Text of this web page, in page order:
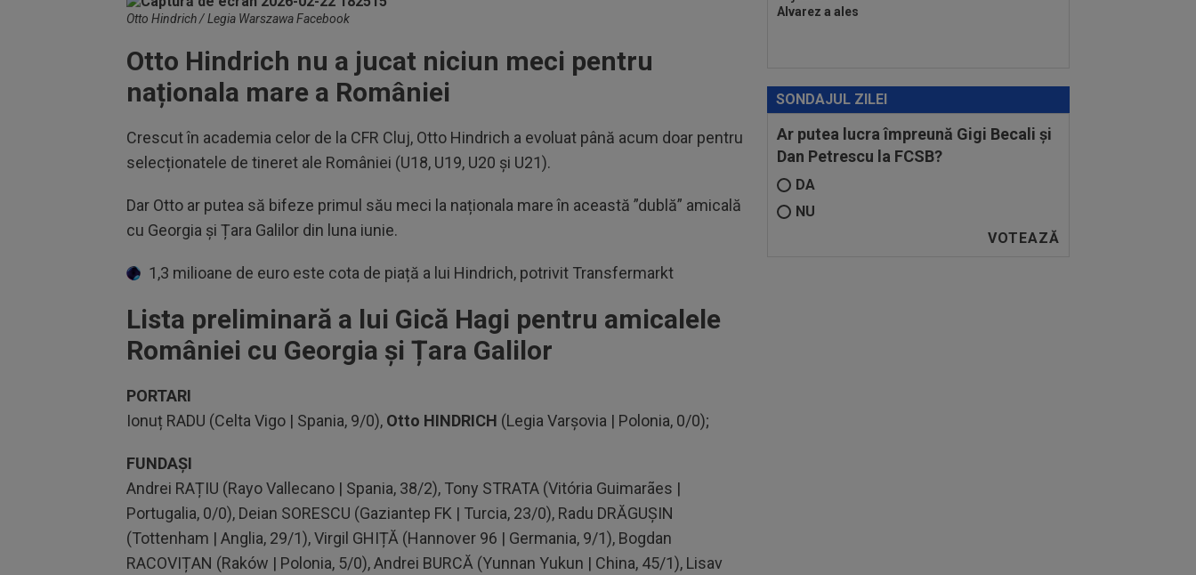
Otto Hindrich / Legia Warszawa Facebook
Otto Hindrich nu a jucat niciun meci pentru
naționala mare a României
Crescut în academia celor de la CFR Cluj, Otto Hindrich a evoluat până acum doar pentru
selecționatele de tineret ale României (U18, U19, U20 și U21).
Dar Otto ar putea să bifeze primul său meci la naționala mare în această ”dublă” amicală
cu Georgia și Țara Galilor din luna iunie.
1,3 milioane de euro este cota de piață a lui Hindrich, potrivit Transfermarkt
Lista preliminară a lui Gică Hagi pentru amicalele
României cu Georgia și Țara Galilor
PORTARI
Ionuț RADU (Celta Vigo | Spania, 9/0), Otto HINDRICH (Legia Varșovia | Polonia, 0/0);
FUNDAȘI
Andrei RAȚIU (Rayo Vallecano | Spania, 38/2), Tony STRATA (Vitória Guimarães |
Portugalia, 0/0), Deian SORESCU (Gaziantep FK | Turcia, 23/0), Radu DRĂGUȘIN
(Tottenham | Anglia, 29/1), Virgil GHIȚĂ (Hannover 96 | Germania, 9/1), Bogdan
RACOVIȚAN (Raków | Polonia, 5/0), Andrei BURCĂ (Yunnan Yukun | China, 45/1), Lisav
Alvarez a ales
SONDAJUL ZILEI
Ar putea lucra împreună Gigi Becali și
Dan Petrescu la FCSB?
DA
NU